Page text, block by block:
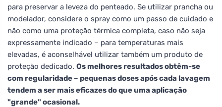
para preservar a leveza do penteado. Se utilizar prancha ou
modelador, considere o spray como um passo de cuidado e
não como uma proteção térmica completa, caso não seja
expressamente indicado – para temperaturas mais
elevadas, é aconselhável utilizar também um produto de
proteção dedicado. Os melhores resultados obtêm-se
com regularidade – pequenas doses após cada lavagem
tendem a ser mais eficazes do que uma aplicação
"grande" ocasional.